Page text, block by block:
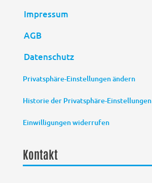
Impressum
AGB
Datenschutz
Privatsphäre-Einstellungen ändern
Historie der Privatsphäre-Einstellungen
Einwilligungen widerrufen
Kontakt